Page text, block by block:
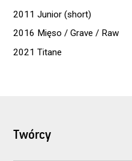
2011 Junior (short)
2016 Mięso / Grave / Raw
2021 Titane
Twórcy